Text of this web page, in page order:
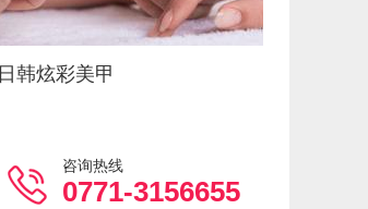
日韩炫彩美甲
咨询热线
0771-3156655